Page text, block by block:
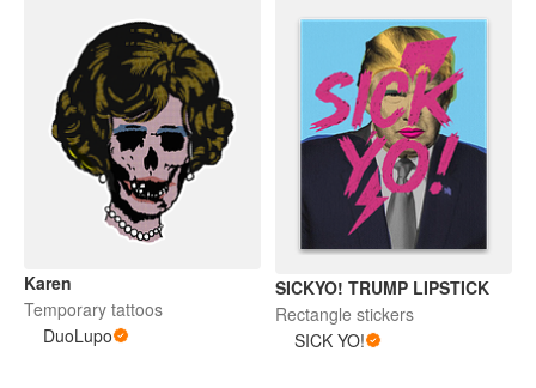
Karen
Temporary tattoos
DuoLupo
SICKYO! TRUMP LIPSTICK
Rectangle stickers
SICK YO!